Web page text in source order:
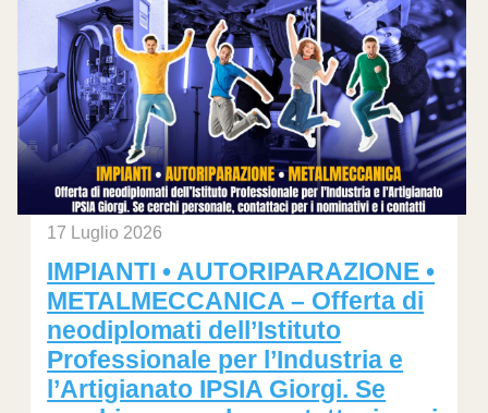
17 Luglio 2026
IMPIANTI • AUTORIPARAZIONE •
METALMECCANICA – Offerta di
neodiplomati dell’Istituto
Professionale per l’Industria e
l’Artigianato IPSIA Giorgi. Se